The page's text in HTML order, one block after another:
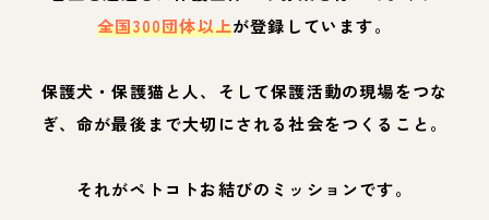
全国300団体以上が登録しています。
保護犬・保護猫と人、そして保護活動の現場をつな
ぎ、命が最後まで大切にされる社会をつくること。
それがペトコトお結びのミッションです。